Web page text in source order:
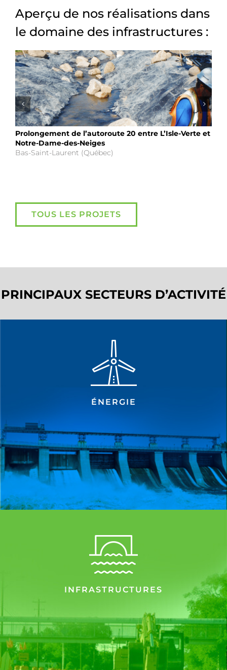
Aperçu de nos réalisations dans
le domaine des infrastructures :
Prolongement de l’autoroute 20 entre L’Isle-Verte et
Notre-Dame-des-Neiges
Bas-Saint-Laurent (Québec)
TOUS LES PROJETS
PRINCIPAUX SECTEURS D’ACTIVITÉ
ÉNERGIE
INFRASTRUCTURES